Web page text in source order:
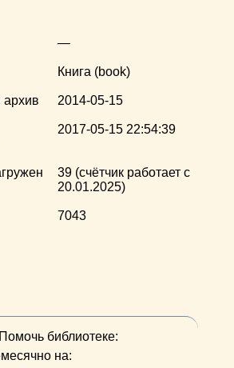
—
Книга (book)
архив 2014-05-15
2017-05-15 22:54:39
39 (счётчик работает с
20.01.2025)
7043
Помочь библиотеке:
на: